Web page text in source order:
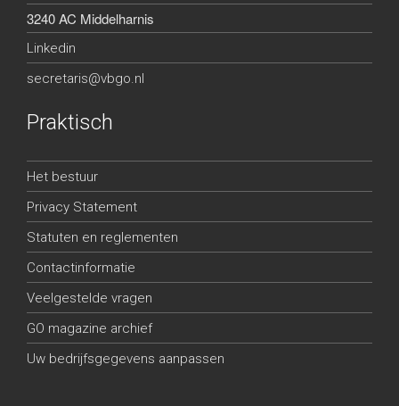
3240 AC Middelharnis
Linkedin
secretaris@vbgo.nl
Praktisch
Het bestuur
Privacy Statement
Statuten en reglementen
Contactinformatie
Veelgestelde vragen
GO magazine archief
Uw bedrijfsgegevens aanpassen